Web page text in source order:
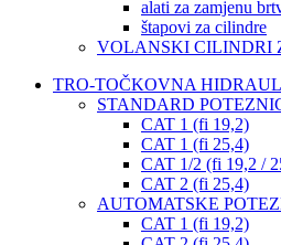
alati za zamjenu
štapovi za cilindre
VOLANSKI CILINDRI
TRO-TOČKOVNA
STANDARD
CAT 1 (fi 19,2)
CAT 1 (fi 25,4)
CAT 1/2 (fi 19,2 /
CAT 2 (fi 25,4)
AUTOMATSKE
CAT 1 (fi 19,2)